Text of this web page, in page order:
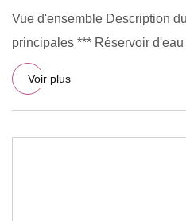
Vue d'ensemble Description
principales *** Réservoir
*** Re
Voir plus